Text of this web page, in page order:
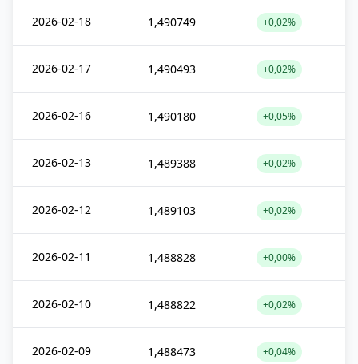
2026-02-18 1,490749 +0,02%
2026-02-17 1,490493 +0,02%
2026-02-16 1,490180 +0,05%
2026-02-13 1,489388 +0,02%
2026-02-12 1,489103 +0,02%
2026-02-11 1,488828 +0,00%
2026-02-10 1,488822 +0,02%
2026-02-09 1,488473 +0,04%